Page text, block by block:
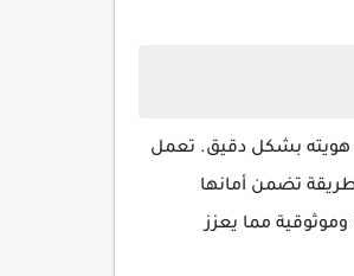
هويته بشكل دقيق. تعمل
تضمن أمانها
مما يعزز